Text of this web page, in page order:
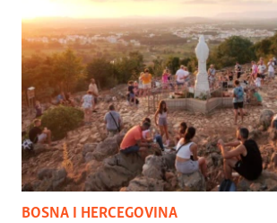
BOSNA I HERCEGOVINA